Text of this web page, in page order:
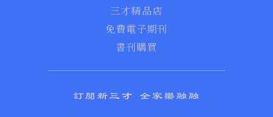
三才精品店
免費電子期刊
書刊購買
訂閱新三才 全家樂融融